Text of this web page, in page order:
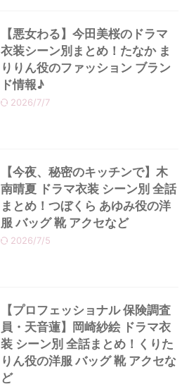
バッグ
・ 腕時計
【悪女わる】今田美桜のドラマ
衣装シーン別まとめ！たなか ま
りりん役のファッション ブラン
ド情報♪
2026/7/7
【今夜、秘密のキッチンで】木
南晴夏 ドラマ衣装 シーン別 全話
まとめ！つぼくら あゆみ役の洋
服 バッグ 靴 アクセなど
2026/7/5
【プロフェッショナル 保険調査
員・天音蓮】岡崎紗絵 ドラマ衣
装 シーン別 全話まとめ！くりた
りん役の洋服 バッグ 靴 アクセな
ど